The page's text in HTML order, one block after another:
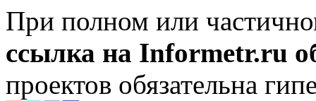
При полном или
ссылка на Informetr.ru
проектов обязательна